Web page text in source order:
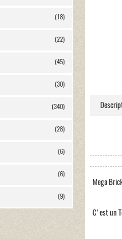
(18)
(22)
(45)
(30)
(340)
(28)
(6)
(6)
(9)
Mega
C'est un